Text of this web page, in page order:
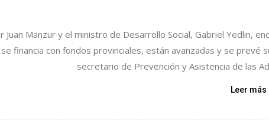
Manzur y el ministro de Desarrollo Social, Gabriel Yedlin,
financia con fondos provinciales, están avanzadas y se
secretario de Prevención y Asistencia de las
Leer más